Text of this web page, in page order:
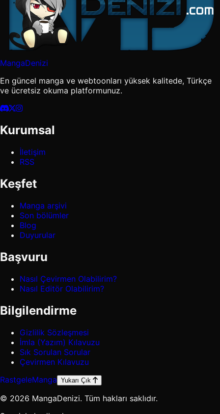
MangaDenizi
En güncel manga ve webtoonları yüksek kalitede, Türkçe
ve ücretsiz okuma platformunuz.
Kurumsal
İletişim
RSS
Keşfet
Manga arşivi
Son bölümler
Blog
Duyurular
Başvuru
Nasıl Çevirmen Olabilirim?
Nasıl Editör Olabilirim?
Bilgilendirme
Gizlilik Sözleşmesi
İmla (Yazım) Kılavuzu
Sık Sorulan Sorular
Çevirmen Kılavuzu
RastgeleManga Yukarı Çık
© 2026 MangaDenizi. Tüm hakları saklıdır.